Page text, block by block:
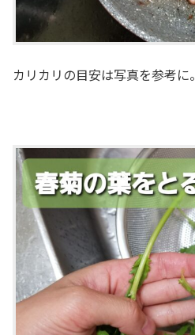
カリカリの目安は写真を参考に。